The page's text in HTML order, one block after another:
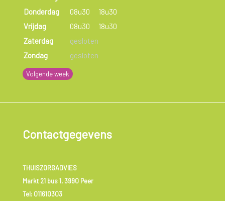
Donderdag
08u30
18u30
Vrijdag
08u30
18u30
Zaterdag
gesloten
Zondag
gesloten
Volgende week
Contactgegevens
THUISZORGADVIES
Markt 21 bus 1, 3990 Peer
Tel: 011610303